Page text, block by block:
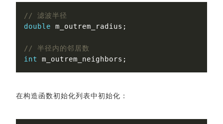
// 滤波半径
double
m_outrem_radius ;
// 半径内的邻居数
int
m_outrem_neighbors ;
在构造函数初始化列表中初始化：